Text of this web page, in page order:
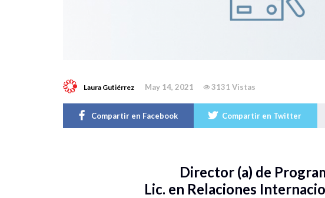
Laura Gutiérrez May 14, 2021 3131 Vistas
Compartir en Facebook Compartir en Twitter
Director (a) de
Lic. en Relaciones